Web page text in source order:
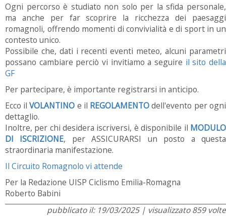
Ogni percorso è studiato non solo per la sfida personale,
ma anche per far scoprire la ricchezza dei paesaggi
romagnoli, offrendo momenti di convivialità e di sport in un
contesto unico.
Possibile che, dati i recenti eventi meteo, alcuni parametri
possano cambiare perciò vi invitiamo a seguire il sito della
GF
Per partecipare, è importante registrarsi in anticipo.
Ecco ilVOLANTINO e il REGOLAMENTOdell'evento per ogni
dettaglio.
Inoltre, per chi desidera iscriversi, è disponibile il MODULO
DI ISCRIZIONE, per ASSICURARSI un posto a questa
straordinaria manifestazione.
Il Circuito Romagnolo vi attende
Per la Redazione UISP Ciclismo Emilia-Romagna
Roberto Babini
pubblicato il: 19/03/2025 | visualizzato 859 volte